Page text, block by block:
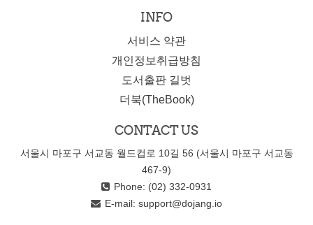
INFO
서비스 약관
개인정보취급방침
도서출판 길벗
더북(TheBook)
CONTACT US
서울시 마포구 서교동 월드컵로 10길 56 (서울시 마포구 서교동
467-9)
Phone: (02) 332-0931
E-mail: support@dojang.io